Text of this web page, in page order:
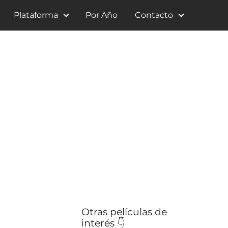
Plataforma Por Año Contacto
Otras películas de
interés 👇